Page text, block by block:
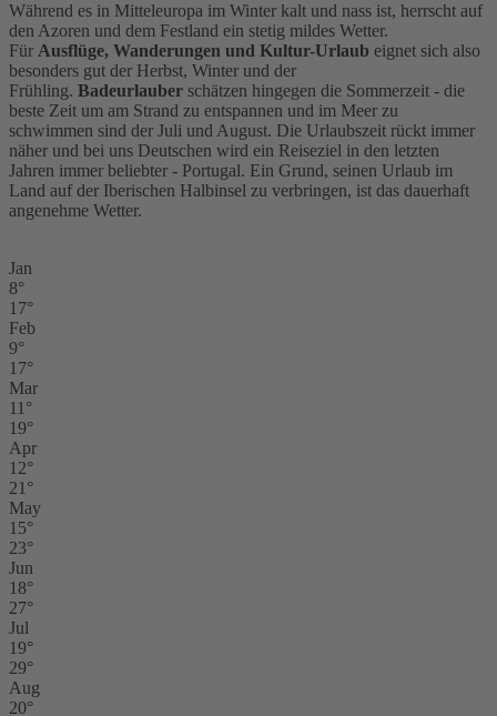
Während es in Mitteleuropa im Winter kalt und nass ist, herrscht auf
den Azoren und dem Festland ein stetig mildes Wetter.
Für Ausflüge, Wanderungen und Kultur-Urlaub eignet sich also
besonders gut der Herbst, Winter und der
Frühling. Badeurlauber schätzen hingegen die Sommerzeit - die
beste Zeit um am Strand zu entspannen und im Meer zu
schwimmen sind der Juli und August. Die Urlaubszeit rückt immer
näher und bei uns Deutschen wird ein Reiseziel in den letzten
Jahren immer beliebter - Portugal. Ein Grund, seinen Urlaub im
Land auf der Iberischen Halbinsel zu verbringen, ist das dauerhaft
angenehme Wetter.
Jan
8°
17°
Feb
9°
17°
Mar
11°
19°
Apr
12°
21°
May
15°
23°
Jun
18°
27°
Jul
19°
29°
Aug
20°